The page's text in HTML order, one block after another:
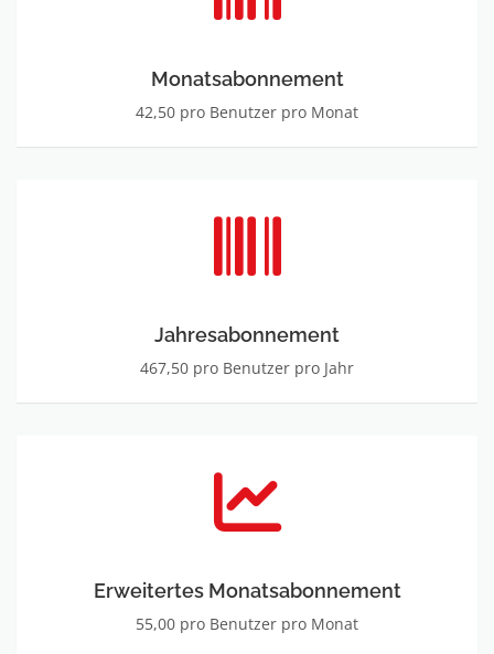
Monatsabonnement
42,50 pro Benutzer pro Monat
Jahresabonnement
467,50 pro Benutzer pro Jahr
Erweitertes Monatsabonnement
55,00 pro Benutzer pro Monat